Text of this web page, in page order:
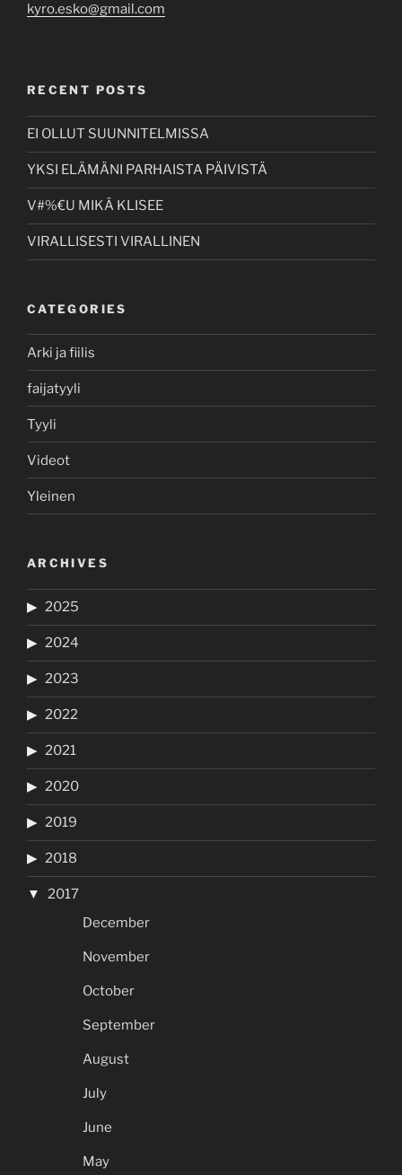
kyro.esko@gmail.com
RECENT POSTS
EI OLLUT SUUNNITELMISSA
YKSI ELÄMÄNI PARHAISTA PÄIVISTÄ
V#%€U MIKÄ KLISEE
VIRALLISESTI VIRALLINEN
CATEGORIES
Arki ja fiilis
faijatyyli
Tyyli
Videot
Yleinen
ARCHIVES
2025
2024
2023
2022
2021
2020
2019
2018
2017
December
November
October
September
August
July
June
May